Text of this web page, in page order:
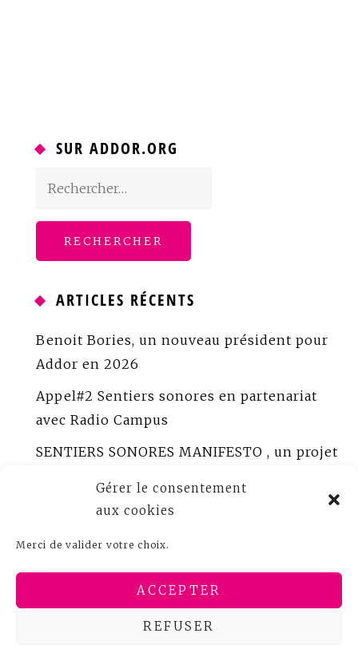
Gérer le consentement
aux cookies
Merci de valider votre choix.
ACCEPTER
REFUSER
SUR ADDOR.ORG
Rechercher :
ARTICLES RÉCENTS
Benoit Bories, un nouveau président pour
Addor en 2026
Appel#2 Sentiers sonores en partenariat
avec Radio Campus
SENTIERS SONORES MANIFESTO , un projet
ADDOR peaufine Sentiers sonores
Appel à créations sonores documentaires
Bureau ADDOR 2025